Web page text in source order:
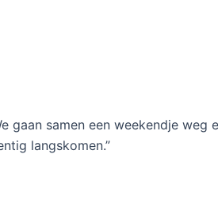
gaan samen een weekendje weg
langskomen.”